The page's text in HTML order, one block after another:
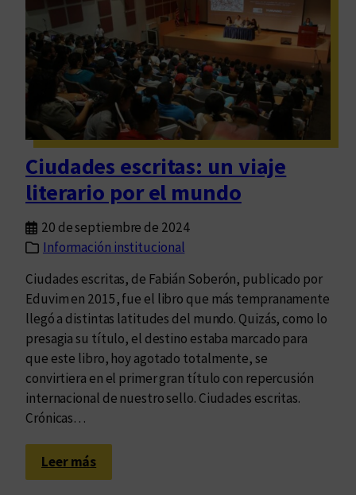
e
v
i
s
i
ó
s
o
b
e
l
r
e
t
ó
r
i
c
k
o
Ciudades escritas: un viaje
literario por el mundo
20 de septiembre de 2024
Información institucional
Ciudades escritas, de Fabián Soberón, publicado por
Eduvim en 2015, fue el libro que más tempranamente
llegó a distintas latitudes del mundo. Quizás, como lo
presagia su título, el destino estaba marcado para
que este libro, hoy agotado totalmente, se
convirtiera en el primer gran título con repercusión
internacional de nuestro sello. Ciudades escritas.
Crónicas…
Leer más:
C